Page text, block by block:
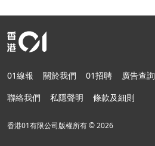
01線報 關於我們 01招聘 廣告查詢
聯絡我們
私隱聲明 條款及細則
香港01有限公司版權所有 ©2026